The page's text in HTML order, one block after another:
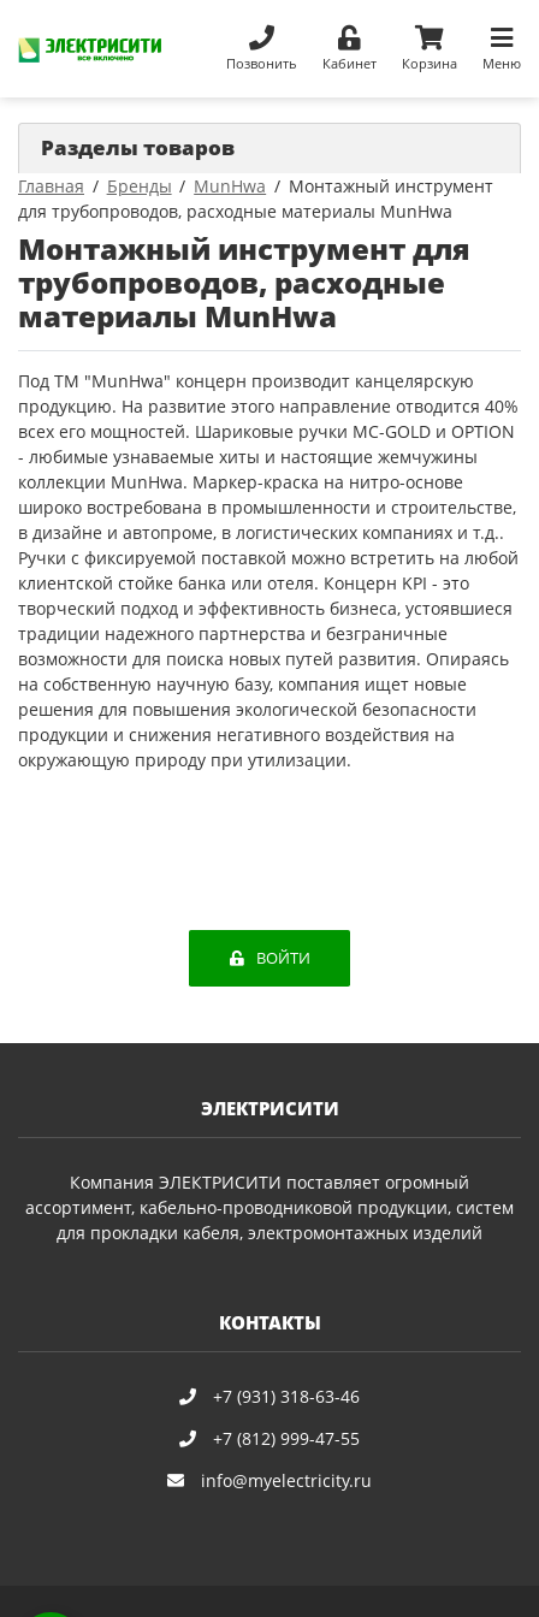
Позвонить Кабинет Корзина Меню
Главная Бренды MunHwa
Монтажный инструмент
для трубопроводов, расходные материалы MunHwa
Монтажный инструмент для
трубопроводов, расходные
материалы MunHwa
Под ТМ "MunHwa" концерн производит канцелярскую
продукцию. На развитие этого направление отводится 40%
всех его мощностей. Шариковые ручки MC-GOLD и OPTION
- любимые узнаваемые хиты и настоящие жемчужины
коллекции MunHwa. Маркер-краска на нитро-основе
широко востребована в промышленности и строительстве,
в дизайне и автопроме, в логистических компаниях и т.д..
Ручки с фиксируемой поставкой можно встретить на любой
клиентской стойке банка или отеля. Концерн KPI - это
творческий подход и эффективность бизнеса, устоявшиеся
традиции надежного партнерства и безграничные
возможности для поиска новых путей развития. Опираясь
на собственную научную базу, компания ищет новые
решения для повышения экологической безопасности
продукции и снижения негативного воздействия на
окружающую природу при утилизации.
Разделы товаров
ВОЙТИ
ЭЛЕКТРИСИТИ
Компания ЭЛЕКТРИСИТИ поставляет огромный
ассортимент, кабельно-проводниковой продукции, систем
для прокладки кабеля, электромонтажных изделий
КОНТАКТЫ
+7 (931) 318-63-46
+7 (812) 999-47-55
info@myelectricity.ru